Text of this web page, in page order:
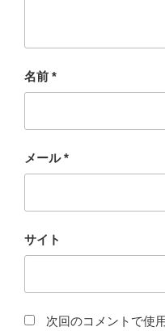
名前 *
メール*
サイト
次回のコメントで使